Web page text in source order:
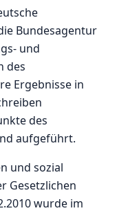
Bundesagentur
und
des
Ergebnisse in
des
aufgeführt.
und sozial
Gesetzlichen
wurde im